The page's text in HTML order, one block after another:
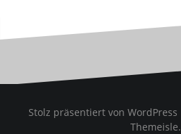
Stolz präsentiert von WordPress
Themeisle.